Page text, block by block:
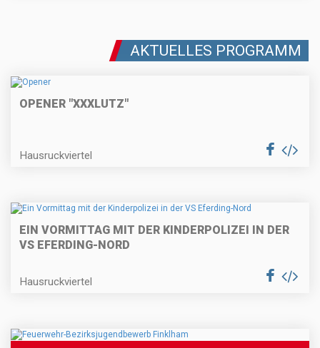
AKTUELLES PROGRAMM
OPENER "XXXLUTZ"
Hausruckviertel
EIN VORMITTAG MIT DER KINDERPOLIZEI IN DER
VS EFERDING-NORD
Hausruckviertel